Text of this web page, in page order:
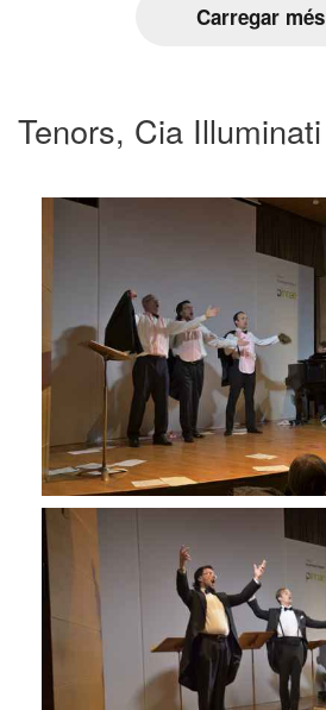
Carregar més
Tenors, Cia Illuminati